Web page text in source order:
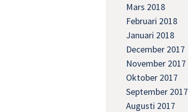
Mars 2018
Februari 2018
Januari 2018
December 2017
November 2017
Oktober 2017
September 2017
Augusti 2017